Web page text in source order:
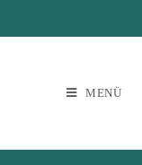
MENÜ